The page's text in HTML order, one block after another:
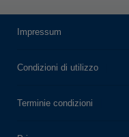
Impressum
Condizioni di utilizzo
Terminie condizioni